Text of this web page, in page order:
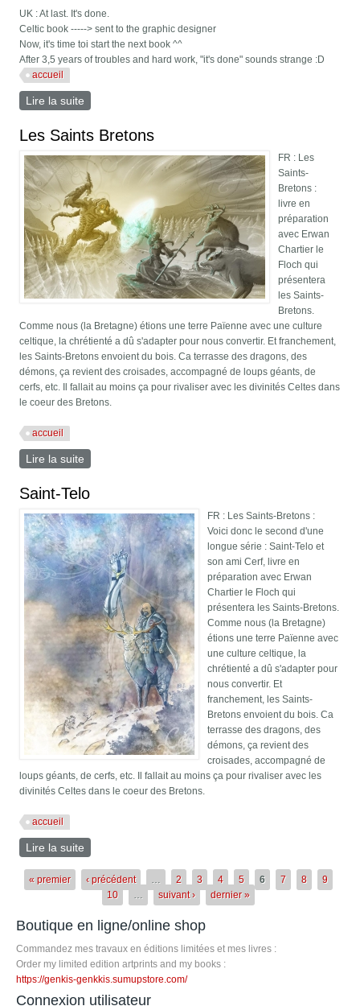
UK : At last. It's done.
Celtic book -----> sent to the graphic designer
Now, it's time toi start the next book ^^
After 3,5 years of troubles and hard work, "it's done" sounds strange :D
accueil
Lire la suite
Les Saints Bretons
FR : Les
Saints-
Bretons :
livre en
préparation
avec Erwan
Chartier le
Floch qui
présentera
les Saints-
Bretons.
Comme nous (la Bretagne) étions une terre Païenne avec une culture
celtique, la chrétienté a dû s'adapter pour nous convertir. Et franchement,
les Saints-Bretons envoient du bois. Ca terrasse des dragons, des
démons, ça revient des croisades, accompagné de loups géants, de
cerfs, etc. Il fallait au moins ça pour rivaliser avec les divinités Celtes dans
le coeur des Bretons.
accueil
Lire la suite
Saint-Telo
FR : Les Saints-Bretons :
Voici donc le second d'une
longue série : Saint-Telo et
son ami Cerf, livre en
préparation avec Erwan
Chartier le Floch qui
présentera les Saints-Bretons.
Comme nous (la Bretagne)
étions une terre Païenne avec
une culture celtique, la
chrétienté a dû s'adapter pour
nous convertir. Et
franchement, les Saints-
Bretons envoient du bois. Ca
terrasse des dragons, des
démons, ça revient des
croisades, accompagné de
loups géants, de cerfs, etc. Il fallait au moins ça pour rivaliser avec les
divinités Celtes dans le coeur des Bretons.
accueil
Lire la suite
Pages
« premier ‹ précédent … 2 3 4 5 6 7 8
9
10
… suivant › dernier »
Boutique en ligne/online shop
Commandez mes travaux en éditions limitées et mes livres :
Order my limited edition artprints and my books :
https://genkis-genkkis.sumupstore.com/
Connexion utilisateur